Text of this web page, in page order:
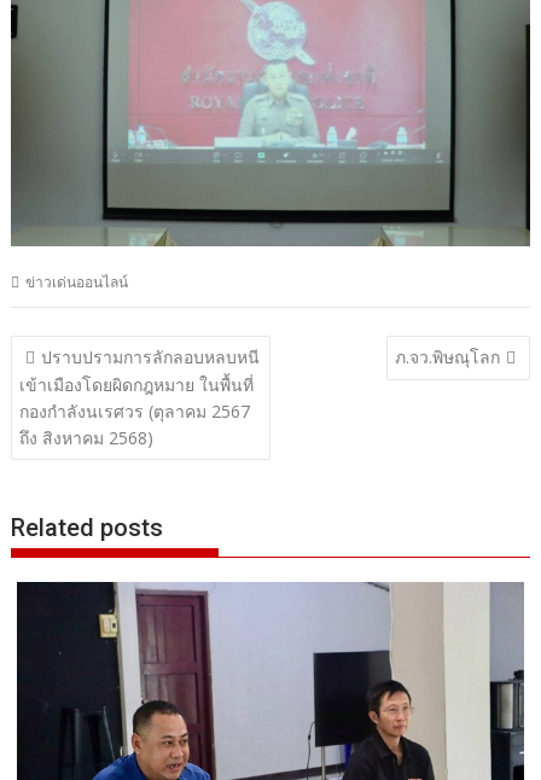
ข่าวเด่นออนไลน์
แนะแนว
เรื่อง
ปราบปรามการลักลอบหลบหนี
เข้าเมืองโดยผิดกฎหมาย ในพื้นที่
กองกำลังนเรศวร (ตุลาคม 2567
ถึง สิงหาคม 2568)
ภ.จว.พิษณุโลก
Related posts